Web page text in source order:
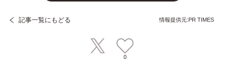
記事一覧にもどる 情報提供元:PR TIMES
0